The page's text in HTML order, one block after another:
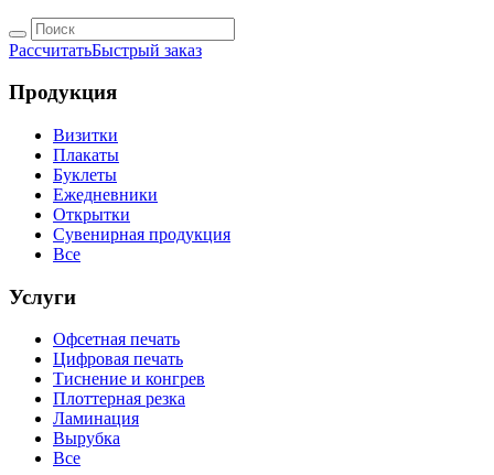
РассчитатьБыстрый заказ
Продукция
Визитки
Плакаты
Буклеты
Ежедневники
Открытки
Сувенирная продукция
Все
Услуги
Офсетная печать
Цифровая печать
Тиснение и конгрев
Плоттерная резка
Ламинация
Вырубка
Все